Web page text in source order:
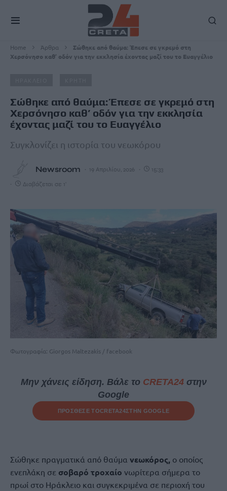
Home Άρθρα
Σώθηκε από θαύμα: Έπεσε σε γκρεμό στη
Χερσόνησο καθ’ οδόν για την εκκλησία έχοντας μαζί του το Ευαγγέλιο
Σώθηκε από θαύμα: Έπεσε σε γκρεμό στη
Χερσόνησο καθ’ οδόν για την εκκλησία
έχοντας μαζί του το Ευαγγέλιο
Συγκλονίζει η ιστορία του νεωκόρου
Newsroom 19 Απριλίου, 2026 15:33
Διαβάζεται σε 1'
Φωτογραφία: Giorgos Maltezakis / facebook
Μην χάνεις είδηση. Βάλε το CRETA24στην
Google
ΠΡΟΣΘΕΣΕ ΤΟCRETA24ΣΤΗΝ GOOGLE
Σώθηκε πραγματικά από θαύμα νεωκόρος, ο οποίος
ενεπλάκη σε σοβαρό τροχαίο νωρίτερα σήμερα το
πρωί στο Ηράκλειο και συγκεκριμένα σε περιοχή του